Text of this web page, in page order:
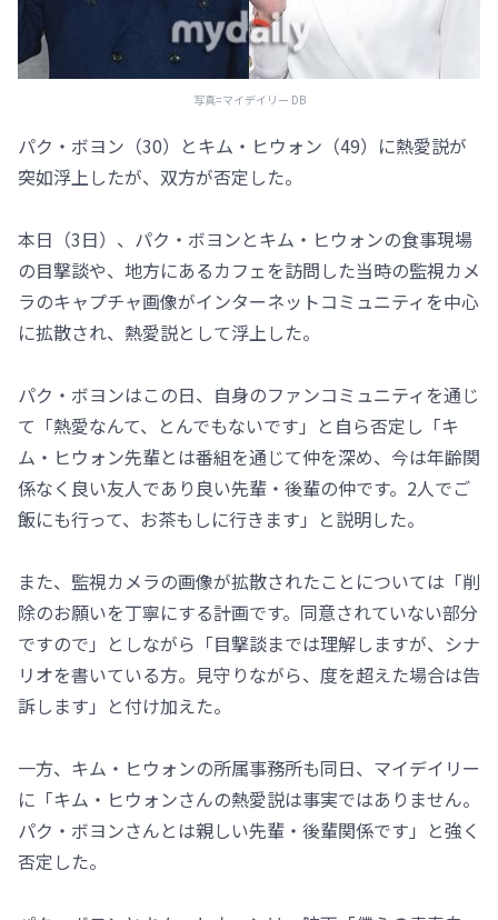
写真=マイデイリー DB
パク・ボヨン（30）とキム・ヒウォン（49）に熱愛説が
突如浮上したが、双方が否定した。
本日（3日）、パク・ボヨンとキム・ヒウォンの食事現場
の目撃談や、地方にあるカフェを訪問した当時の監視カメ
ラのキャプチャ画像がインターネットコミュニティを中心
に拡散され、熱愛説として浮上した。
パク・ボヨンはこの日、自身のファンコミュニティを通じ
て「熱愛なんて、とんでもないです」と自ら否定し「キ
ム・ヒウォン先輩とは番組を通じて仲を深め、今は年齢関
係なく良い友人であり良い先輩・後輩の仲です。2人でご
飯にも行って、お茶もしに行きます」と説明した。
また、監視カメラの画像が拡散されたことについては「削
除のお願いを丁寧にする計画です。同意されていない部分
ですので」としながら「目撃談までは理解しますが、シナ
リオを書いている方。見守りながら、度を超えた場合は告
訴します」と付け加えた。
一方、キム・ヒウォンの所属事務所も同日、マイデイリー
に「キム・ヒウォンさんの熱愛説は事実ではありません。
パク・ボヨンさんとは親しい先輩・後輩関係です」と強く
否定した。